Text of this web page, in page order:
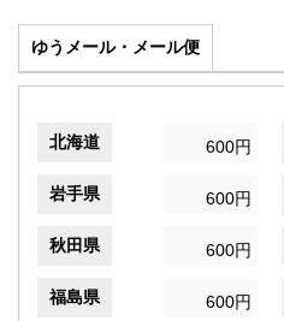
ゆうメール・メール便
北海道 600円
岩手県 600円
秋田県 600円
福島県 600円